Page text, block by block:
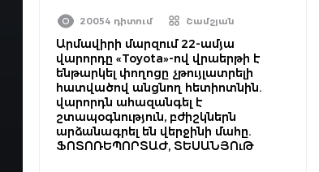
20054 դիտում Շամշյան
Արմավիրի մարզում 22-ամյա
վարորդը «Toyota»-ով վրաերթի է
ենթարկել փողոցը չթույլատրելի
հատվածով անցնող հետիոտնին.
վարորդն ահազանգել է
շտապօգնություն, բժիշկներն
արձանագրել են վերջինի մահը.
ՖՈՏՈՌԵՊՈՐՏԱԺ, ՏԵՍԱՆՅՈւԹ